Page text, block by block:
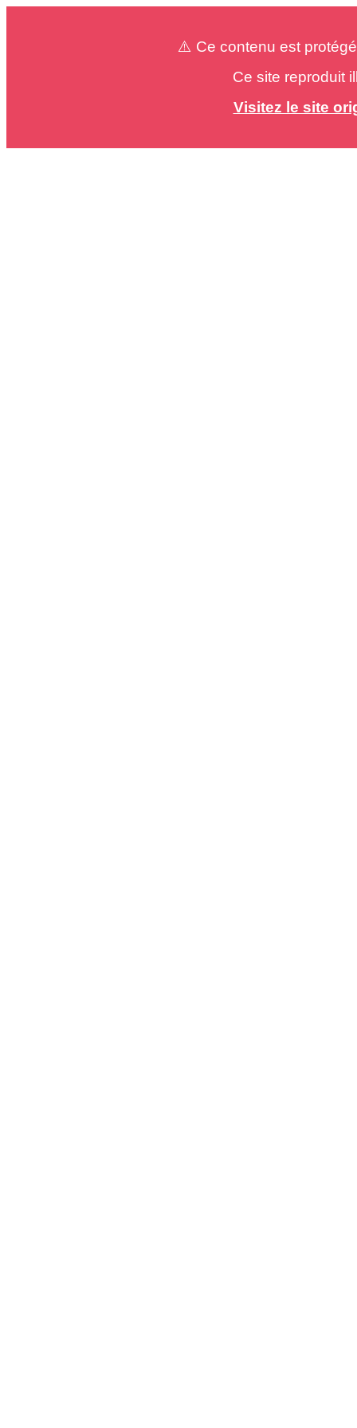
⚠️ Ce contenu est
Ce site reproduit
Visitez le site